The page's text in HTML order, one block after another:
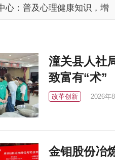
心：普及心理健康知识，增
潼关县人社
致富有“术”
改革创新 2026年
金钼股份冶